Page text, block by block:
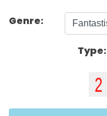
Genre:
Type: